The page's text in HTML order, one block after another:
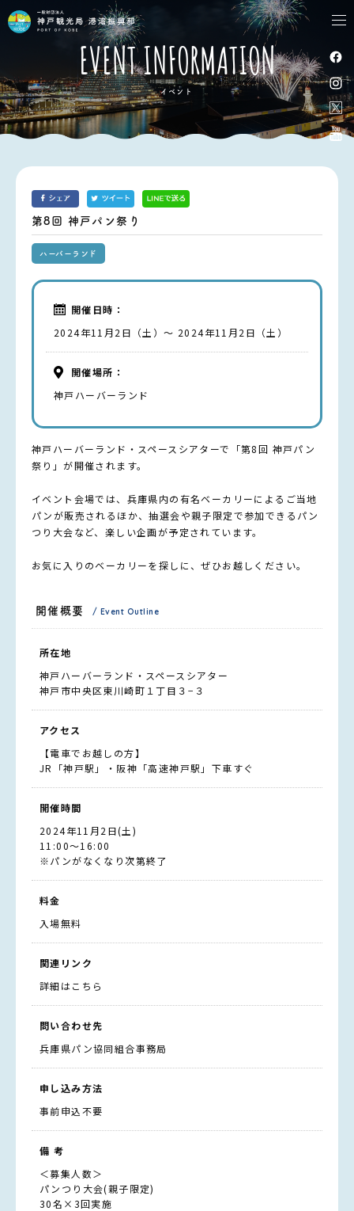
EVENT INFORMATION
イベント
第8回 神戸パン祭り
ハーバーランド
開催日時：
2024年11月2日（土）～ 2024年11月2日（土）
開催場所：
神戸ハーバーランド
神戸ハーバーランド・スペースシアターで「第8回 神戸パン
祭り」が開催されます。
イベント会場では、兵庫県内の有名ベーカリーによるご当地
パンが販売されるほか、抽選会や親子限定で参加できるパン
つり大会など、楽しい企画が予定されています。
お気に入りのベーカリーを探しに、ぜひお越しください。
開催概要 / Event Outline
所在地
神戸ハーバーランド・スペースシアター
神戸市中央区東川崎町１丁目３−３
アクセス
【電車でお越しの方】
JR「神戸駅」・阪神「高速神戸駅」下車すぐ
開催時間
2024年11月2日(土)
11:00～16:00
※パンがなくなり次第終了
料金
入場無料
関連リンク
詳細はこちら
問い合わせ先
兵庫県パン協同組合事務局
申し込み方法
事前申込不要
備 考
＜募集人数＞
パンつり大会(親子限定)
30名×3回実施